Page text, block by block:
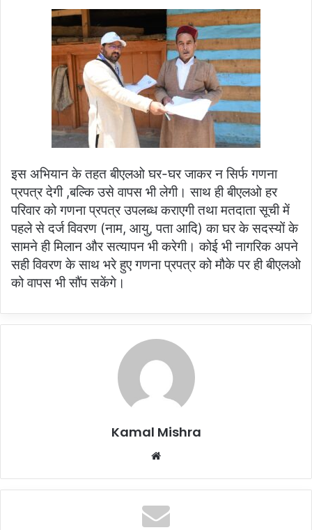
इस अभियान के तहत बीएलओ घर-घर जाकर न सिर्फ गणना
प्रपत्र देगी ,बल्कि उसे वापस भी लेगी। साथ ही बीएलओ हर
परिवार को गणना प्रपत्र उपलब्ध कराएगी तथा मतदाता सूची में
पहले से दर्ज विवरण (नाम, आयु, पता आदि) का घर के सदस्यों के
सामने ही मिलान और सत्यापन भी करेगी। कोई भी नागरिक अपने
सही विवरण के साथ भरे हुए गणना प्रपत्र को मौके पर ही बीएलओ
को वापस भी सौंप सकेंगे।
Kamal Mishra
Website